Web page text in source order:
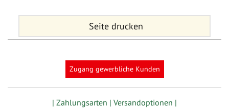
Seite drucken
Zugang gewerbliche Kunden
| Zahlungsarten | Versandoptionen |